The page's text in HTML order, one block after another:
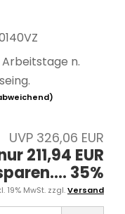
n.
UVP 326,06 EUR
211,94 EUR
35%
19% MwSt. zzgl.Versand